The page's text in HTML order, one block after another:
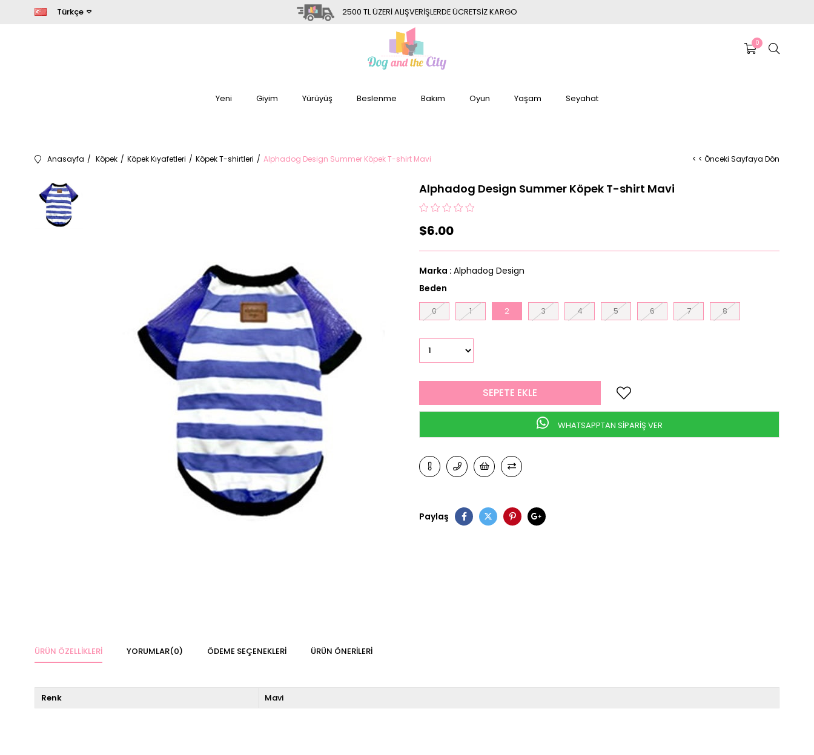
2500 TL ÜZERİ ALIŞVERİŞLERDE ÜCRETSİZ KARGO
Türkçe
0
Yeni Giyim Yürüyüş Beslenme Bakım Oyun Yaşam Seyahat
Anasayfa Köpek Köpek Kıyafetleri Köpek T-shirtleri Alphadog Design Summer Köpek T-shirt Mavi < < Önceki Sayfaya Dön
Alphadog Design Summer Köpek T-shirt Mavi
$6.00
Marka : Alphadog Design
Beden
0 1 2 3 4 5 6 7 8
WHATSAPPTAN SİPARİŞ VER
Paylaş
ÜRÜN ÖZELLIKLERI YORUMLAR(0) ÖDEME SEÇENEKLERI ÜRÜN ÖNERILERI
Renk Mavi